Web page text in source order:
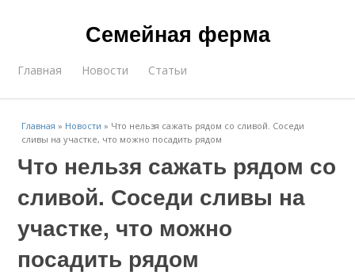
Семейная ферма
Главная Новости Статьи
Главная » Новости » Что нельзя сажать рядом со сливой. Соседи
сливы на участке, что можно посадить рядом
Что нельзя сажать рядом со
сливой. Соседи сливы на
участке, что можно
посадить рядом